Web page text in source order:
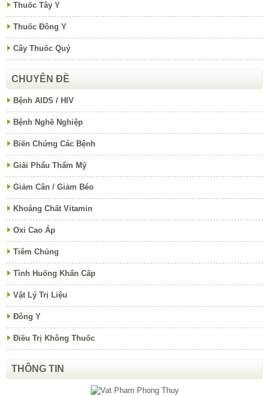
Thuốc Tây Y
Thuốc Đông Y
Cây Thuốc Quý
CHUYÊN ĐỀ
Bệnh AIDS / HIV
Bệnh Nghề Nghiệp
Biến Chứng Các Bệnh
Giải Phẩu Thẩm Mỹ
Giảm Cân / Giảm Béo
Khoáng Chất Vitamin
Oxi Cao Áp
Tiêm Chủng
Tình Huống Khẩn Cấp
Vật Lý Trị Liệu
Đông Y
Điều Trị Không Thuốc
THÔNG TIN